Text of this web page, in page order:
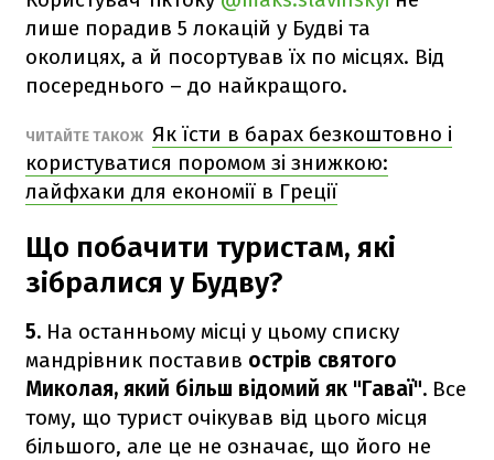
лише порадив 5 локацій у Будві та
околицях, а й посортував їх по місцях. Від
посереднього – до найкращого.
ЧИТАЙТЕ ТАКОЖ Як їсти в барах безкоштовно і
користуватися поромом зі знижкою:
лайфхаки для економії в Греції
Що побачити туристам, які
зібралися у Будву?
5. На останньому місці у цьому списку
мандрівник поставив острів святого
Миколая, який більш відомий як "Гаваї". Все
тому, що турист очікував від цього місця
більшого, але це не означає, що його не